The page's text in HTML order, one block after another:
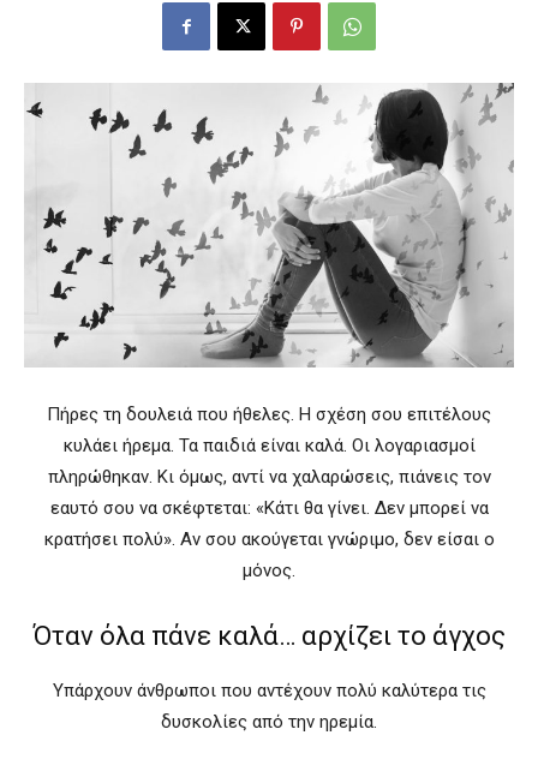
Πήρες τη δουλειά που ήθελες. Η σχέση σου επιτέλους
κυλάει ήρεμα. Τα παιδιά είναι καλά. Οι λογαριασμοί
πληρώθηκαν. Κι όμως, αντί να χαλαρώσεις, πιάνεις τον
εαυτό σου να σκέφτεται: «Κάτι θα γίνει. Δεν μπορεί να
κρατήσει πολύ». Αν σου ακούγεται γνώριμο, δεν είσαι ο
μόνος.
Όταν όλα πάνε καλά… αρχίζει το άγχος
Υπάρχουν άνθρωποι που αντέχουν πολύ καλύτερα τις
δυσκολίες από την ηρεμία.